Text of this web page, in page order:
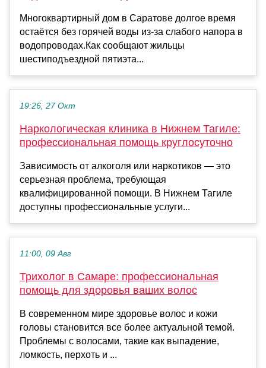
Многоквартирный дом в Саратове долгое время
остаётся без горячей воды из-за слабого напора в
водопроводах.Как сообщают жильцы
шестиподъездной пятиэта...
19:26, 27 Окт
Наркологическая клиника в Нижнем Тагиле:
профессиональная помощь круглосуточно
Зависимость от алкоголя или наркотиков — это
серьезная проблема, требующая
квалифицированной помощи. В Нижнем Тагиле
доступны профессиональные услуги...
11:00, 09 Авг
Трихолог в Самаре: профессиональная
помощь для здоровья ваших волос
В современном мире здоровье волос и кожи
головы становится все более актуальной темой.
Проблемы с волосами, такие как выпадение,
ломкость, перхоть и ...